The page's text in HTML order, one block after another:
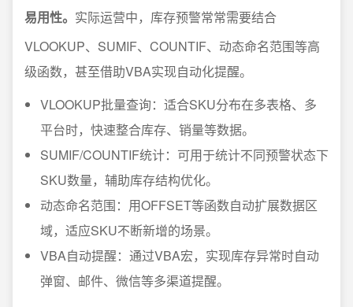
易用性。 实际运营中，库存预警常常需要结合
VLOOKUP、SUMIF、COUNTIF、动态命名范围等高
级函数，甚至借助VBA实现自动化提醒。
VLOOKUP批量查询：适合SKU分布在多表格、多
平台时，快速整合库存、销量等数据。
SUMIF/COUNTIF统计：可用于统计不同预警状态下
SKU数量，辅助库存结构优化。
动态命名范围：用OFFSET等函数自动扩展数据区
域，适应SKU不断新增的场景。
VBA自动提醒：通过VBA宏，实现库存异常时自动
弹窗、邮件、微信等多渠道提醒。